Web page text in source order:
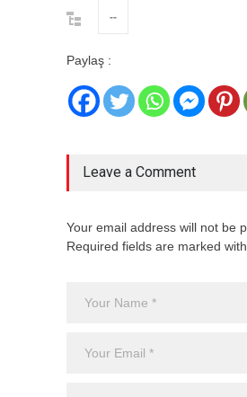
--
Paylaş :
Leave a Comment
Your email address will not be
Required fields are marked